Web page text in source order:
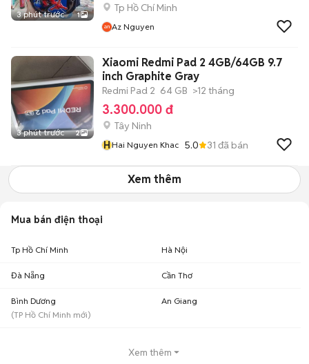
3 phút trước 1
Tp Hồ Chí Minh
Az Nguyen
3 phút trước 2
Xiaomi Redmi Pad 2 4GB/64GB 9.7
inch Graphite Gray
Redmi Pad 2 64 GB >12 tháng
3.300.000 đ
Tây Ninh
HHai Nguyen Khac 5.0 31 đã bán
Xem thêm
Mua bán điện thoại
Tp Hồ Chí Minh Hà Nội
Đà Nẵng Cần Thơ
Bình Dương
(TP Hồ Chí Minh mới)
An Giang
Xem thêm